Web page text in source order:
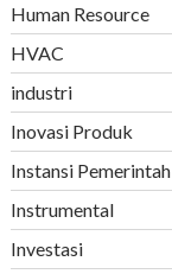
Human Resource
HVAC
industri
Inovasi Produk
Instansi Pemerintah
Instrumental
Investasi